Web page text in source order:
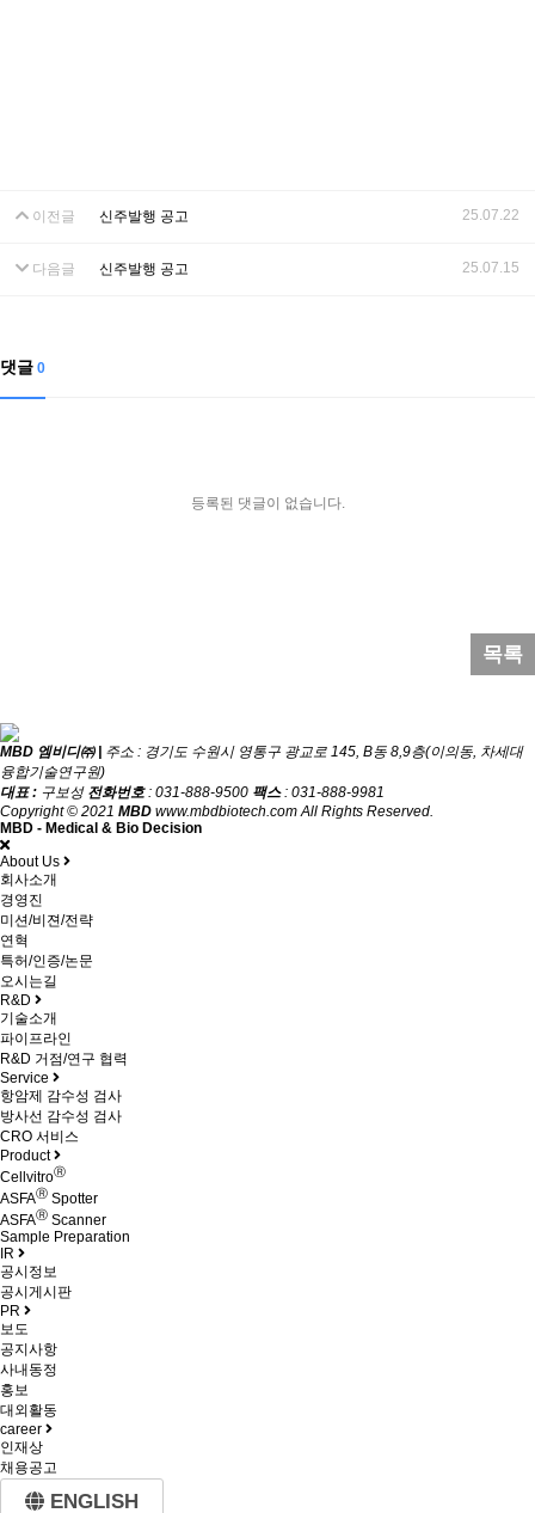
이전글 신주발행 공고 25.07.22
다음글 신주발행 공고 25.07.15
댓글 0
등록된 댓글이 없습니다.
목록
MBD 엠비디㈜ |
주소 : 경기도 수원시 영통구 광교로 145, B동 8,9층(이의동, 차세대
융합기술연구원)
대표 : 구보성 전화번호: 031-888-9500 팩스: 031-888-9981
Copyright © 2021 MBD www.mbdbiotech.com All Rights Reserved.
MBD - Medical & Bio Decision
About Us
회사소개
경영진
미션/비젼/전략
연혁
특허/인증/논문
오시는길
R&D
기술소개
파이프라인
R&D 거점/연구 협력
Service
항암제 감수성 검사
방사선 감수성 검사
CRO 서비스
Product
CellvitroⓇ
ASFAⓇ Spotter
ASFAⓇ Scanner
Sample Preparation
IR
공시정보
공시게시판
PR
보도
공지사항
사내동정
홍보
대외활동
career
인재상
채용공고
ENGLISH